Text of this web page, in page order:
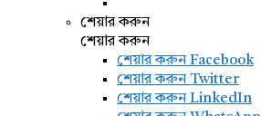
শেয়ার করুন
শেয়ার করুন
শেয়ার করুনFacebook
শেয়ার করুন Twitter
শেয়ার করুন LinkedIn